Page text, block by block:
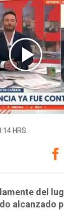
HRS.
del
alcanzado